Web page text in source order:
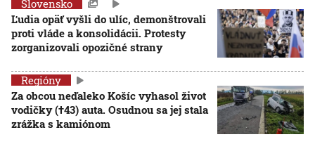
Slovensko
Ľudia opäť vyšli do ulíc, demonštrovali
proti vláde a konsolidácii. Protesty
zorganizovali opozičné strany
Regióny
Za obcou neďaleko Košíc vyhasol život
vodičky (†43) auta. Osudnou sa jej stala
zrážka s kamiónom